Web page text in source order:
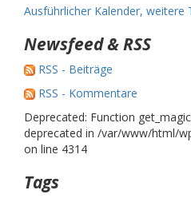
Ausführlicher Kalender, weitere
Newsfeed & RSS
RSS - Beiträge
RSS - Kommentare
Deprecated: Function
deprecated in /var/www/html/
on line 4314
Tags